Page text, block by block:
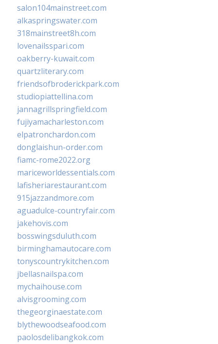
salon104mainstreet.com
alkaspringswater.com
318mainstreet8h.com
lovenailsspari.com
oakberry-kuwait.com
quartzliterary.com
friendsofbroderickpark.com
studiopiattellina.com
jannagrillspringfield.com
fujiyamacharleston.com
elpatronchardon.com
donglaishun-order.com
fiamc-rome2022.org
mariceworldessentials.com
lafisheriarestaurant.com
915jazzandmore.com
aguadulce-countryfair.com
jakehovis.com
bosswingsduluth.com
birminghamautocare.com
tonyscountrykitchen.com
jbellasnailspa.com
mychaihouse.com
alvisgrooming.com
thegeorginaestate.com
blythewoodseafood.com
paolosdelibangkok.com